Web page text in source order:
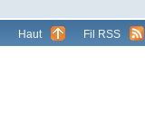
Haut Fil RSS